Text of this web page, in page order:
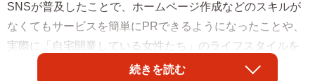
SNSが普及したことで、ホームページ作成などのスキルが
なくてもサービスを簡単にPRできるようになったことや、
実際に「自宅開業している女性たち」のライフスタイルを
手軽に見て参考にできるようになったことで、夢を実現し
続きを読む